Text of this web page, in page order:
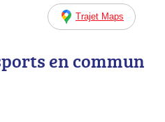
Trajet Maps
en commun